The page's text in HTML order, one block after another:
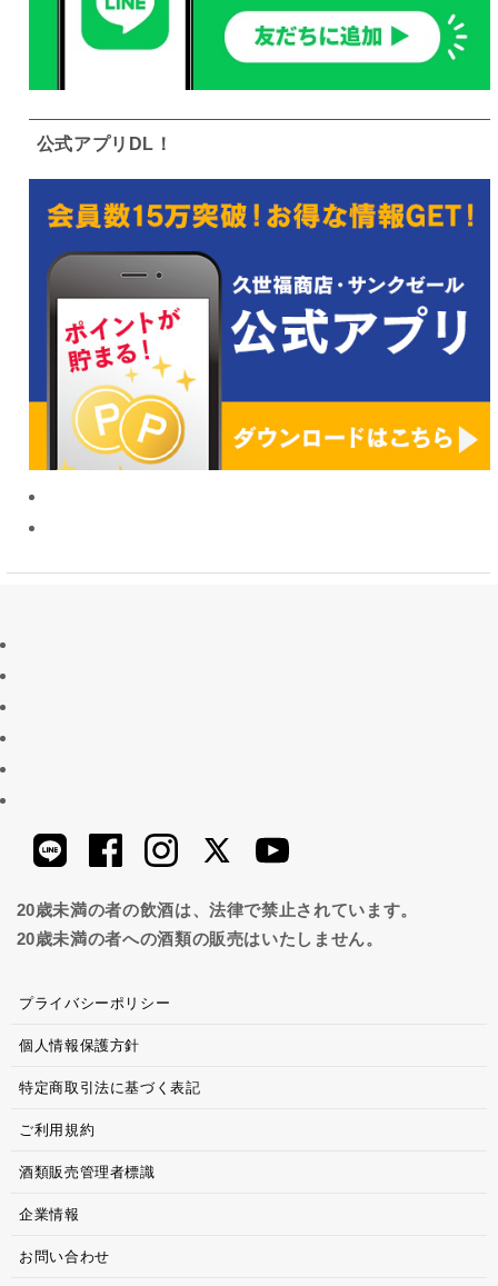
公式アプリDL！
20歳未満の者の飲酒は、法律で禁止されています。
20歳未満の者への酒類の販売はいたしません。
プライバシーポリシー
個人情報保護方針
特定商取引法に基づく表記
ご利用規約
酒類販売管理者標識
企業情報
お問い合わせ